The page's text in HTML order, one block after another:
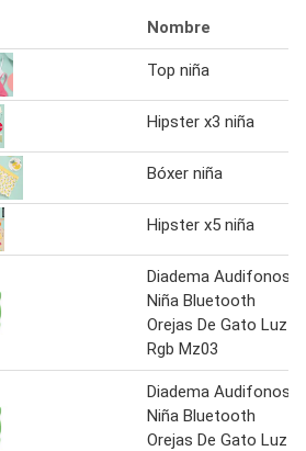
Nombre
Top niña
Hipster x3 niña
Bóxer niña
Hipster x5 niña
Diadema Audifonos
Niña Bluetooth
Orejas De Gato Luz
Rgb Mz03
Diadema Audifonos
Niña Bluetooth
Orejas De Gato Luz